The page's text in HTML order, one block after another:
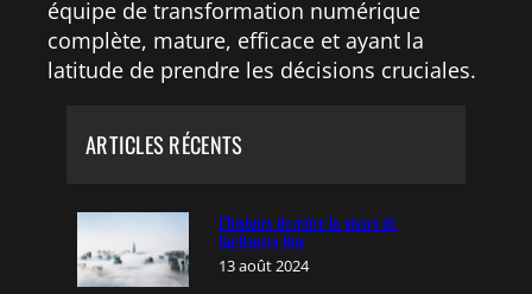
équipe de transformation numérique
complète, mature, efficace et ayant la
latitude de prendre les décisions cruciales.
ARTICLES RÉCENTS
L’histoire derrière la vision de
Guillaume Roy
13 août 2024